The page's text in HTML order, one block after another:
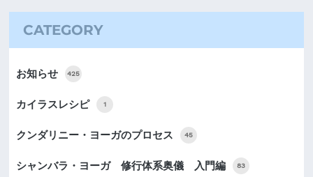
CATEGORY
お知らせ 425
カイラスレシピ 1
クンダリニー・ヨーガのプロセス 45
シャンバラ・ヨーガ 修行体系奥儀 入門編 83